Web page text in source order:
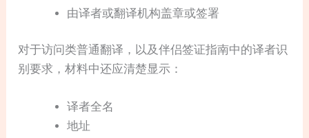
由译者或翻译机构盖章或签署
对于访问类普通翻译，以及伴侣签证指南中的译者识
别要求，材料中还应清楚显示：
译者全名
地址